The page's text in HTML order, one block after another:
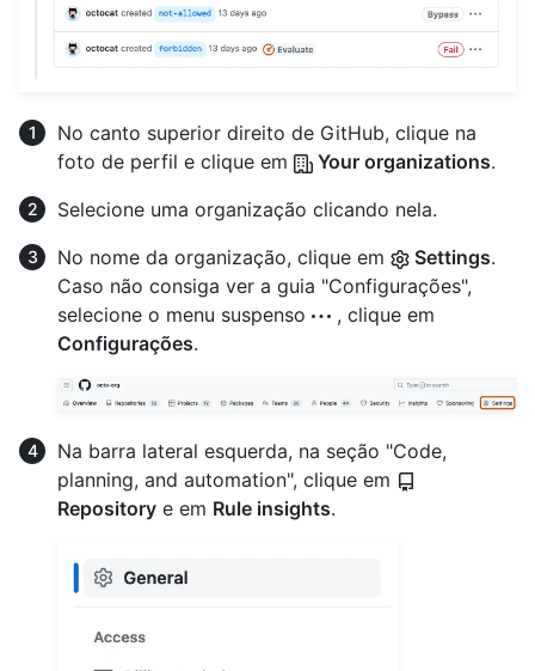
No canto superior direito de GitHub, clique na
foto de perfil e clique em
Your organizations.
Selecione uma organização clicando nela.
No nome da organização, clique em
Settings.
Caso não consiga ver a guia "Configurações",
selecione o menu suspenso
, clique em
Configurações.
Na barra lateral esquerda, na seção "Code,
planning, and automation", clique em
Repository e em Rule insights.